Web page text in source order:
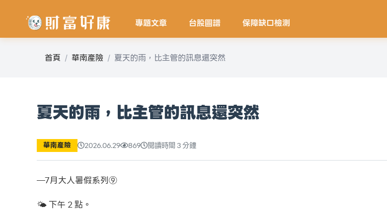
專題文章 台股圖譜 保障缺口檢測
首頁 華南產險 夏天的雨，比主管的訊息還突然
夏天的雨，比主管的訊息還突然
華南產險 2026.06.29 869 閱讀時間 3 分鐘
—7月大人暑假系列⑨
🌤️ 下午 2 點。